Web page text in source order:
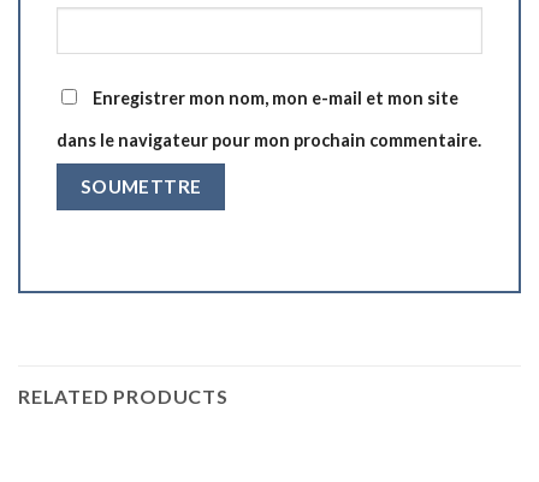
Enregistrer mon nom, mon e-mail et mon site
dans le navigateur pour mon prochain commentaire.
RELATED PRODUCTS